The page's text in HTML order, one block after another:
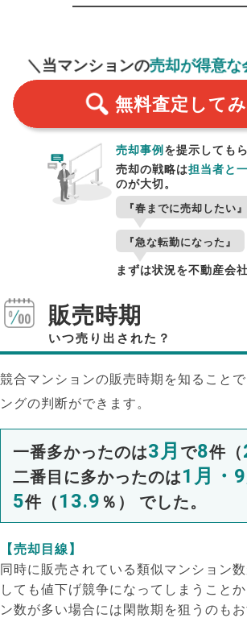
＼当マンションの売却が得意な
無料査定 して
売却事例を提示しても
売却の戦略は担当者と
のが大切。
『春までに売却したい』
『急な転勤になった』
まずは状況を不動産会
販売時期
いつ売り出された？
競合マンションの販売時期を知ること
ングの判断ができます。
一番多かったのは3月 で8件（
二番目に多かったのは1月・
5件（ 13.9 ％） でした。
【売却目線】
同時に販売されている類似マンション
しても値下げ競争になってしまうこと
ン数が多い場合には閑散期を狙うのもお